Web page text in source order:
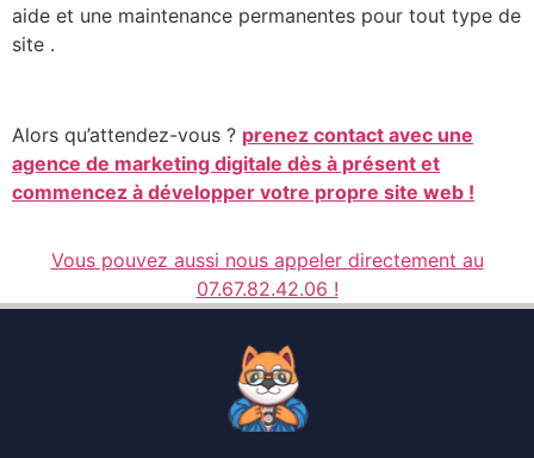
aide et une maintenance permanentes pour tout type de
site .
Alors qu’attendez-vous ? prenez contact avec une
agence de marketing digitale dès à présent et
commencez à développer votre propre site web !
Vous pouvez aussi nous appeler directement au
07.67.82.42.06 !